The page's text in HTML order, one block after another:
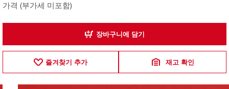
가격 (부가세 미포함)
장바구니에 담기
즐겨찾기 추가 재고 확인